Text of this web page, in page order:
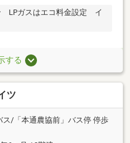
LPガスはエコ料金設定 イ
する
ツ
ス/「本通農協前」バス停 停歩